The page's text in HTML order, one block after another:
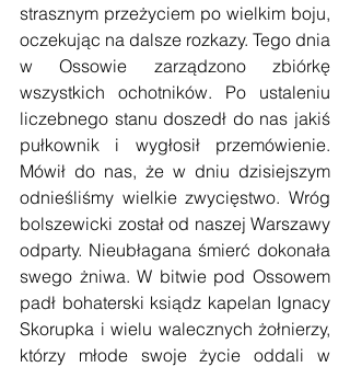
strasznym przeżyciem po wielkim boju,
oczekując na dalsze rozkazy. Tego dnia
w Ossowie zarządzono zbiórkę
wszystkich ochotników. Po ustaleniu
liczebnego stanu doszedł do nas jakiś
pułkownik i wygłosił przemówienie.
Mówił do nas, że w dniu dzisiejszym
odnieśliśmy wielkie zwycięstwo. Wróg
bolszewicki został od naszej Warszawy
odparty. Nieubłagana śmierć dokonała
swego żniwa. W bitwie pod Ossowem
padł bohaterski ksiądz kapelan Ignacy
Skorupka i wielu walecznych żołnierzy,
którzy młode swoje życie oddali w